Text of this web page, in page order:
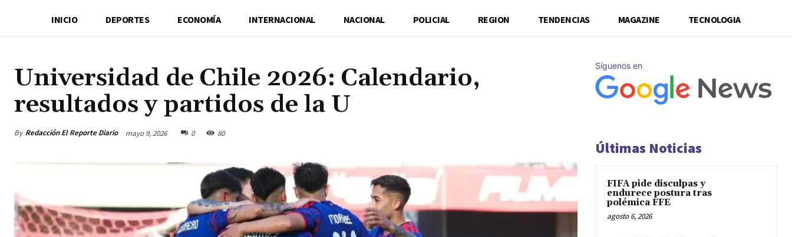
INICIO DEPORTES ECONOMÍA INTERNACIONAL NACIONAL POLICIAL REGION TENDENCIAS MAGAZINE TECNOLOGIA
Universidad de Chile 2026: Calendario,
resultados y partidos de la U
By Redacción El Reporte Diario mayo 9, 2026 0 80
Síguenos en
Últimas Noticias
FIFA pide disculpas y
endurece postura tras
polémica FFE
agosto 6, 2026